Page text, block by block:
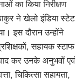
का किया निरीक्षण
ने खेलो इंडिया स्टेट
इस दौरान उन्होंने
सहायक स्टाफ
कर उनके अनुभवों एवं
चिकित्सा सहायता,